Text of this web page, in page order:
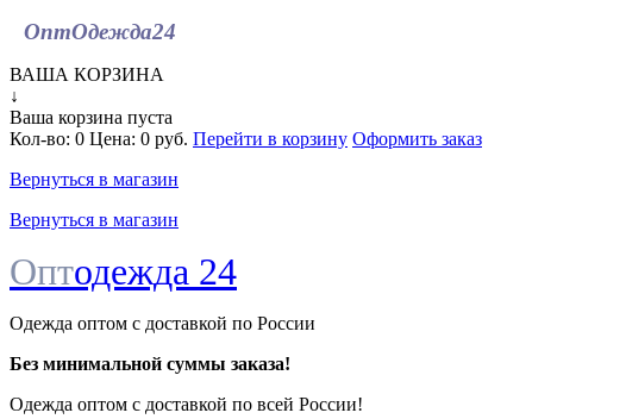
ОптОдежда24
ВАША КОРЗИНА
↓
Ваша корзина пуста
Кол-во: 0 Цена: 0 руб. Перейти в корзину Оформить заказ
Вернуться в магазин
Вернуться в магазин
Оптодежда 24
Одежда оптом с доставкой по России
Без минимальной суммы заказа!
Одежда оптом c доставкой по всей России!